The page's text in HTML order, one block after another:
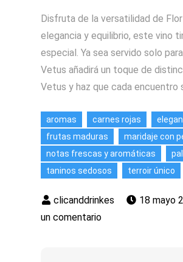
Disfruta de la versatilidad de
elegancia y equilibrio, este vino
especial. Ya sea servido solo
Vetus añadirá un toque de
Vetus y haz que cada encuentro
aromas carnes rojas
frutas maduras
maridaje con
notas frescas y aromáticas
taninos sedosos
terroir único
18 mayo
un comentarioen